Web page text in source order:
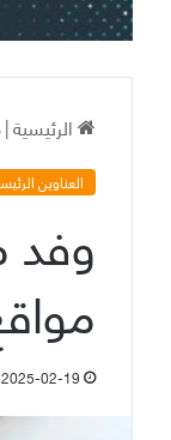
الرئيسية|
العناوين
وفد
2025-02-19